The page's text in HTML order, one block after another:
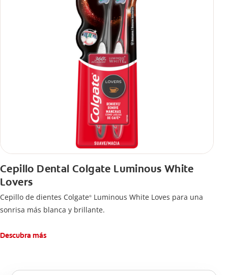
Cepillo Dental Colgate Luminous White
Lovers
Cepillo de dientes Colgate® Luminous White Loves para una
sonrisa más blanca y brillante.
Descubra más